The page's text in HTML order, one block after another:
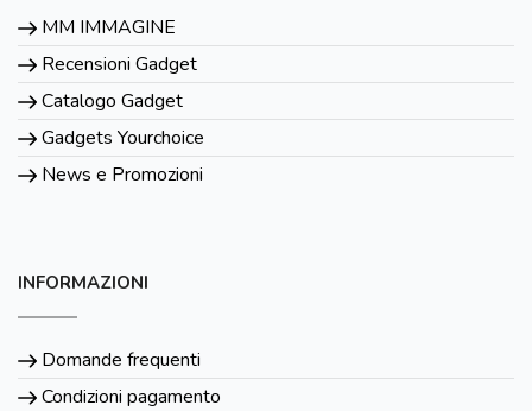
MM IMMAGINE
Recensioni Gadget
Catalogo Gadget
Gadgets Yourchoice
News e Promozioni
INFORMAZIONI
Domande frequenti
Condizioni pagamento